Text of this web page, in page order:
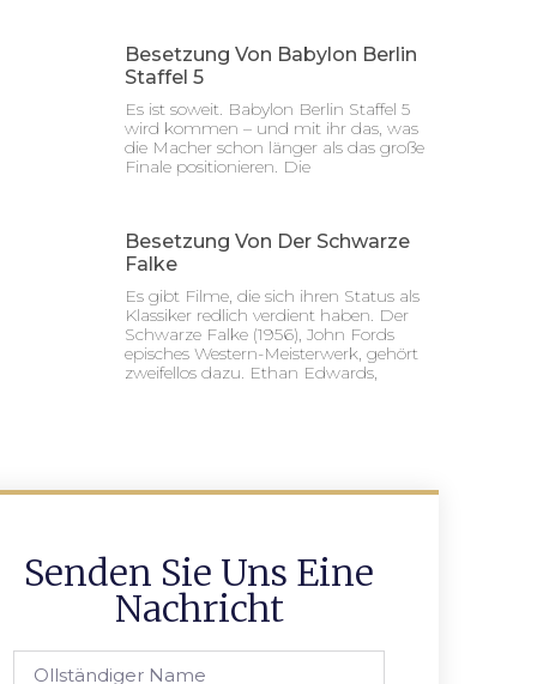
Besetzung Von Babylon Berlin
Staffel 5
Es ist soweit. Babylon Berlin Staffel 5
wird kommen – und mit ihr das, was
die Macher schon länger als das große
Finale positionieren. Die
Besetzung Von Der Schwarze
Falke
Es gibt Filme, die sich ihren Status als
Klassiker redlich verdient haben. Der
Schwarze Falke (1956), John Fords
episches Western-Meisterwerk, gehört
zweifellos dazu. Ethan Edwards,
Senden Sie Uns Eine
Nachricht